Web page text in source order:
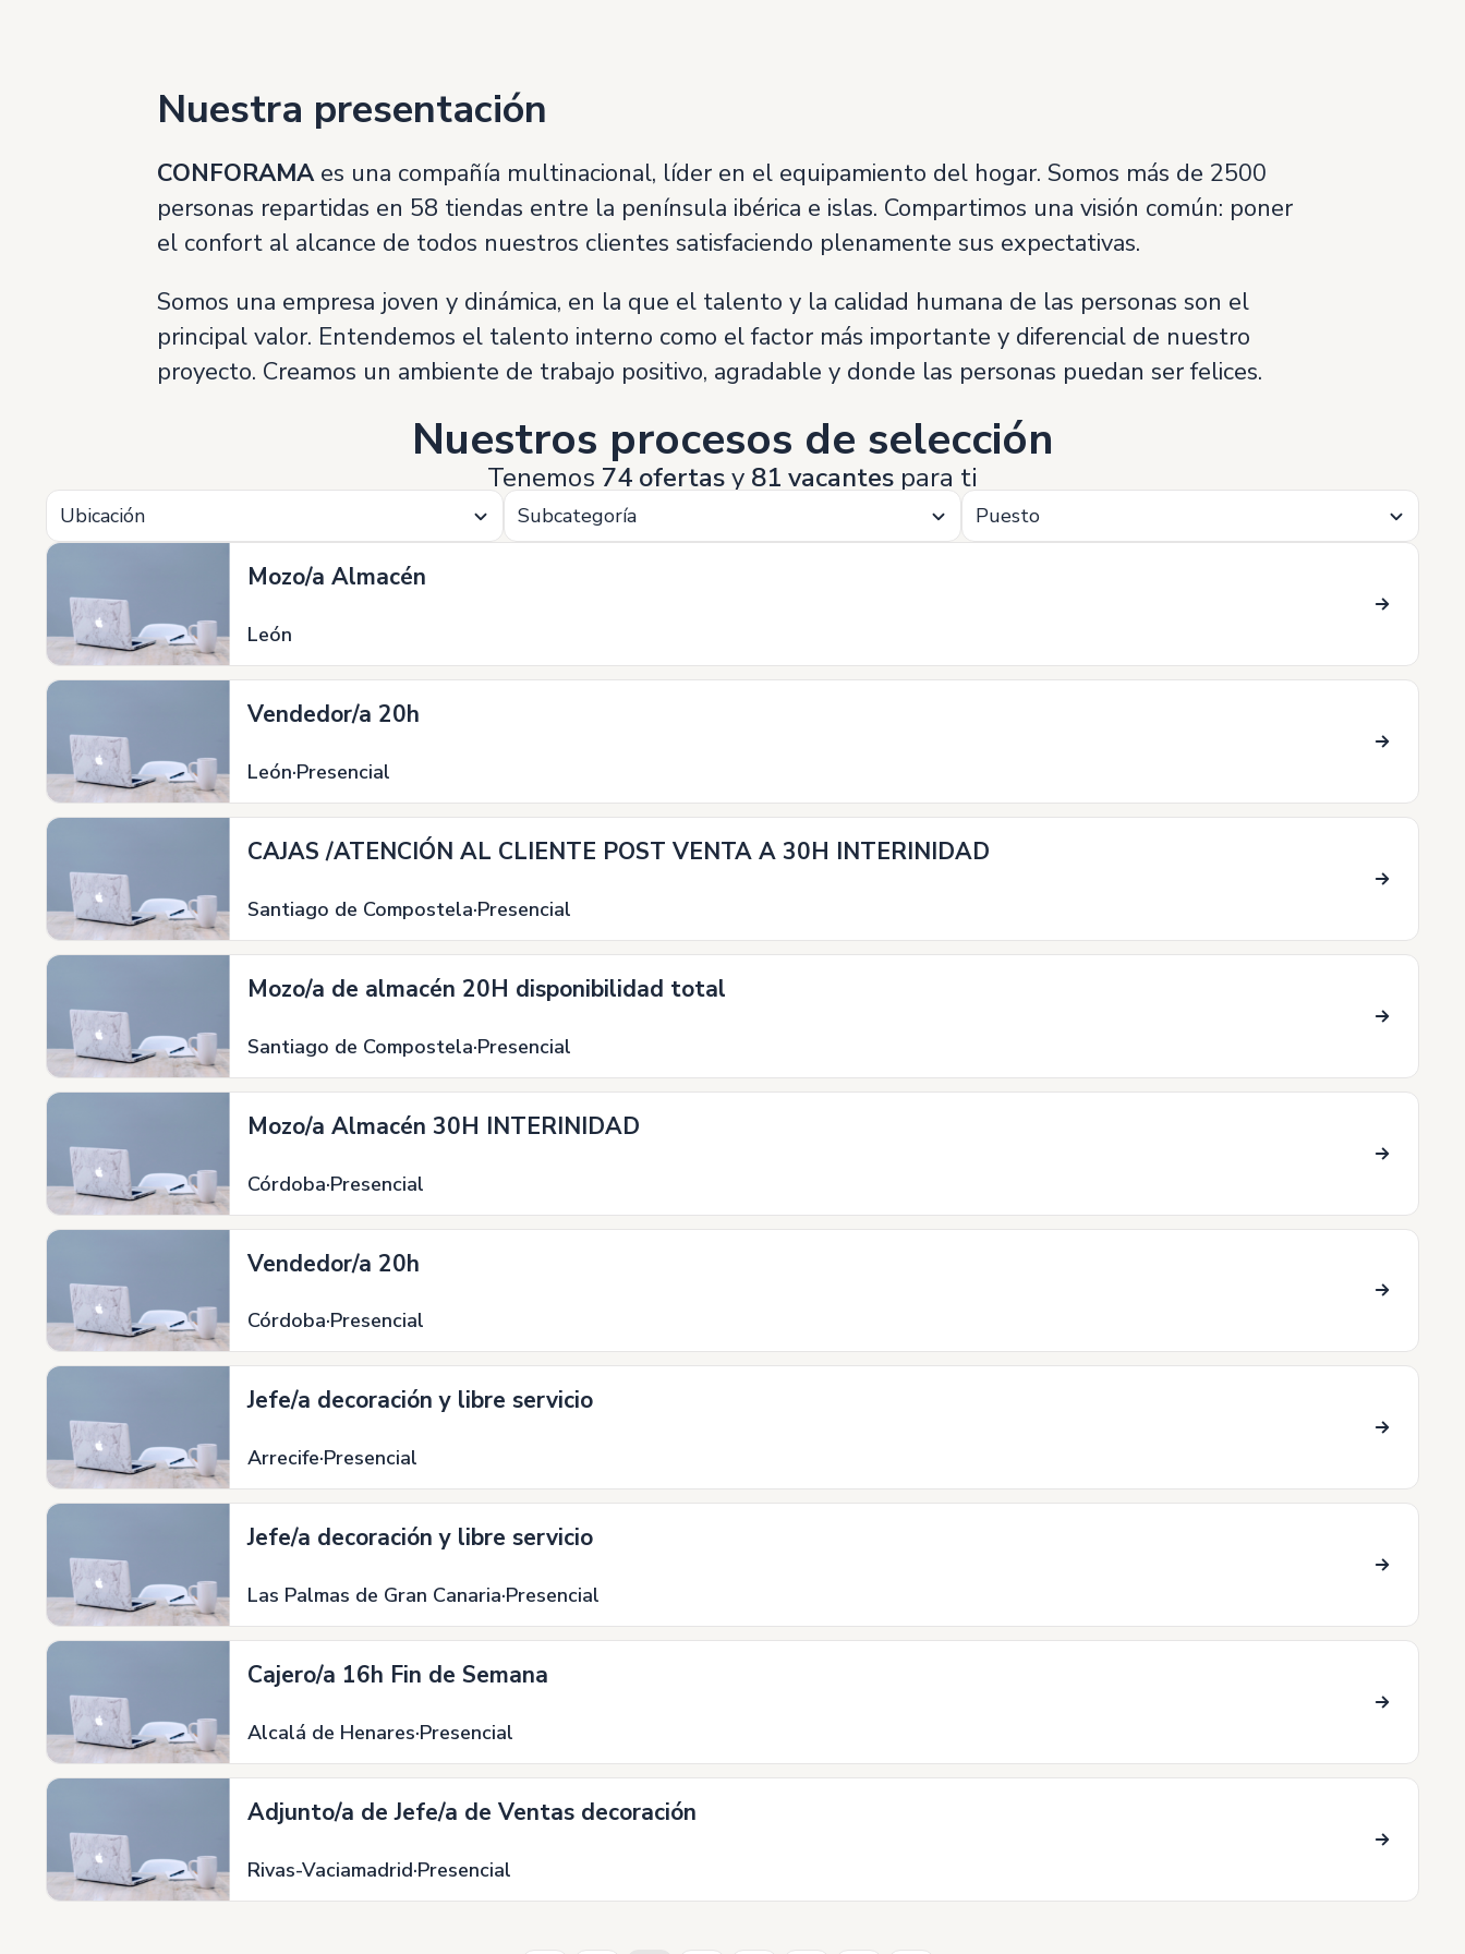
Nuestra presentación
CONFORAMA es una compañía multinacional, líder en el equipamiento del hogar. Somos más de 2500
personas repartidas en 58 tiendas entre la península ibérica e islas. Compartimos una visión común: poner
el confort al alcance de todos nuestros clientes satisfaciendo plenamente sus expectativas.
Somos una empresa joven y dinámica, en la que el talento y la calidad humana de las personas son el
principal valor. Entendemos el talento interno como el factor más importante y diferencial de nuestro
proyecto. Creamos un ambiente de trabajo positivo, agradable y donde las personas puedan ser felices.
Nuestros procesos de selección
Tenemos 74 ofertasy 81 vacantes para ti
Ubicación Subcategoría Puesto
Mozo/a Almacén
León
Vendedor/a 20h
León Presencial
CAJAS /ATENCIÓN AL CLIENTE POST VENTA A 30H INTERINIDAD
Santiago de Compostela Presencial
Mozo/a de almacén 20H disponibilidad total
Santiago de Compostela Presencial
Mozo/a Almacén 30H INTERINIDAD
Córdoba Presencial
Vendedor/a 20h
Córdoba Presencial
Jefe/a decoración y libre servicio
Arrecife Presencial
Jefe/a decoración y libre servicio
Las Palmas de Gran Canaria Presencial
Cajero/a 16h Fin de Semana
Alcalá de Henares Presencial
Adjunto/a de Jefe/a de Ventas decoración
Rivas-Vaciamadrid Presencial